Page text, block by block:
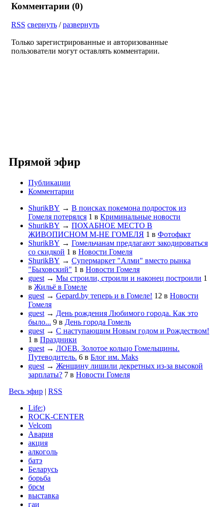
Комментарии (0)
RSS свернуть /развернуть
Только зарегистрированные и авторизованные
пользователи могут оставлять комментарии.
Прямой эфир
Публикации
Комментарии
ShurikBY → В поисках покемона подросток из
Гомеля потерялся 1 в Криминальные новости
ShurikBY → ПОХАБНОЕ МЕСТО В
ЖИВОПИСНОМ М-НЕ ГОМЕЛЯ 1 в Фотофакт
ShurikBY → Гомельчанам предлагают закодироваться
со скидкой 1 в Новости Гомеля
ShurikBY → Супермаркет "Алми" вместо рынка
"Быховский" 1 в Новости Гомеля
guest → Мы строили, строили и наконец построили 1
в Жильё в Гомеле
guest → Gepard.by теперь и в Гомеле! 12 в Новости
Гомеля
guest → День рождения Любимого города. Как это
было... 9 в День города Гомель
guest → С наступающим Новым годом и Рождеством!
1 в Праздники
guest → ЛОЕВ. Золотое кольцо Гомельщины.
Путеводитель. 6 в Блог им. Maks
guest → Женщину лишили декретных из-за высокой
зарплаты? 7 в Новости Гомеля
Весь эфир | RSS
Life:)
ROCK-CENTER
Velcom
Авария
акция
алкоголь
батэ
Беларусь
борьба
брсм
выставка
гаи